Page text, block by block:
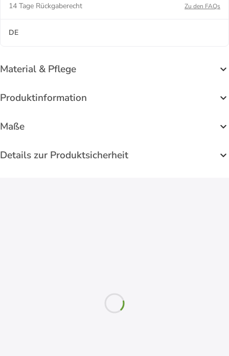
14 Tage Rückgaberecht
Zu den FAQs
DE
Material & Pflege
Produktinformation
Maße
Details zur Produktsicherheit